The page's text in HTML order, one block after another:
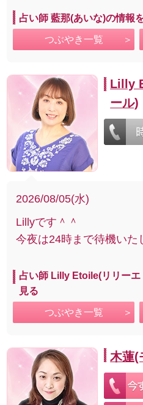
占い師 藍那(あいな)の情報
つぶやき一覧
Lilly
ール)
2026/08/05(水)
Lillyです＾＾
今夜は24時まで待機いた
占い師 Lilly Etoile(リリーエ
見る
つぶやき一覧
木蓮(